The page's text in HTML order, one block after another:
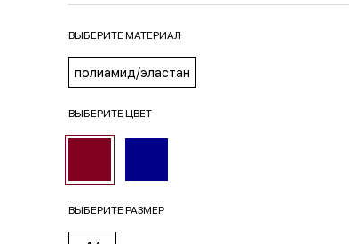
ВЫБЕРИТЕ МАТЕРИАЛ
полиамид/эластан
ВЫБЕРИТЕ ЦВЕТ
ВЫБЕРИТЕ РАЗМЕР